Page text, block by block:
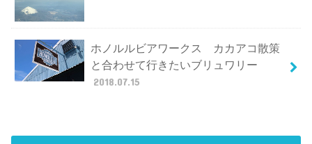
ホノルルビアワークス カカアコ散策
と合わせて行きたいブリュワリー
2018.07.15